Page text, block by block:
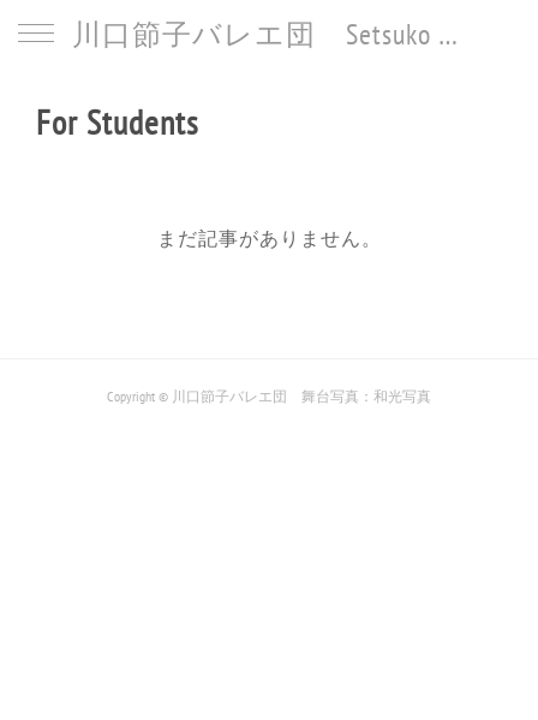
川口節子バレエ団 Setsuko Kawaguchi Ballet
For Students
まだ記事がありません。
Copyright © 川口節子バレエ団 舞台写真：和光写真